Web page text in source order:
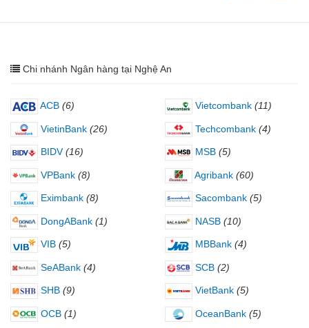
Chi nhánh Ngân hàng tại Nghệ An
ACB (6) Vietcombank (11)
VietinBank (26) Techcombank (4)
BIDV (16) MSB (5)
VPBank (8) Agribank (60)
Eximbank (8) Sacombank (5)
DongABank (1) NASB (10)
VIB (5) MBBank (4)
SeABank (4) SCB (2)
SHB (9) VietBank (5)
OCB (1) OceanBank (5)